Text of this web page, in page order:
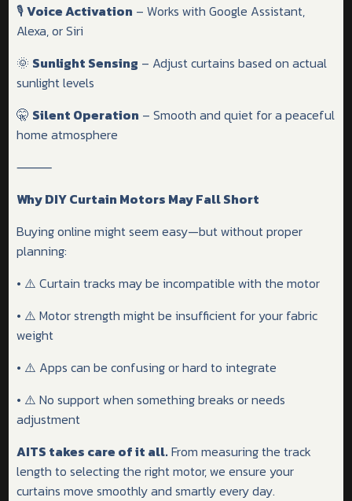
🎙️Voice Activation – Works with Google Assistant,
Alexa, or Siri
🌞 Sunlight Sensing – Adjust curtains based on actual
sunlight levels
🤫 Silent Operation – Smooth and quiet for a peaceful
home atmosphere
⸻
Why DIY Curtain Motors May Fall Short
Buying online might seem easy—but without proper
planning:
• ⚠️ Curtain tracks may be incompatible with the motor
• ⚠️ Motor strength might be insufficient for your fabric
weight
• ⚠️ Apps can be confusing or hard to integrate
• ⚠️ No support when something breaks or needs
adjustment
AITS takes care of it all.From measuring the track
length to selecting the right motor, we ensure your
curtains move smoothly and smartly every day.